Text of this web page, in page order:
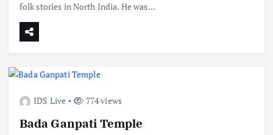
folk stories in North India. He was…
IDS Live 774 views
Bada Ganpati Temple